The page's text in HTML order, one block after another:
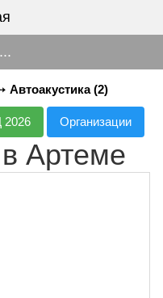
Автоакустика (2)
Организации
Артеме